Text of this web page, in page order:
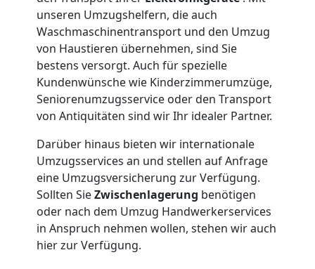
unseren Umzugshelfern, die auch
Waschmaschinentransport und den Umzug
von Haustieren übernehmen, sind Sie
bestens versorgt. Auch für spezielle
Kundenwünsche wie Kinderzimmerumzüge,
Seniorenumzugsservice oder den Transport
von Antiquitäten sind wir Ihr idealer Partner.
Darüber hinaus bieten wir internationale
Umzugsservices an und stellen auf Anfrage
eine Umzugsversicherung zur Verfügung.
Sollten SieZwischenlagerung benötigen
oder nach dem Umzug Handwerkerservices
in Anspruch nehmen wollen, stehen wir auch
hier zur Verfügung.
LKW
Möbellift
Wolfsberg
Übersiedlung
Wolfsberg